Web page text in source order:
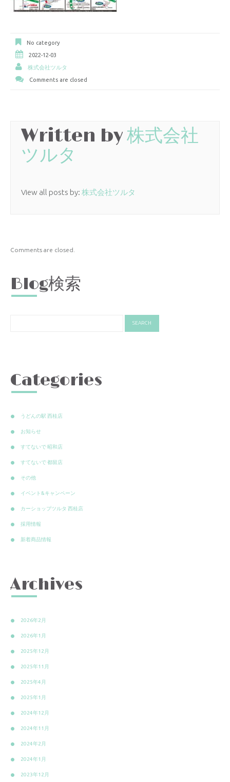
No category
2022-12-03
株式会社ツルタ
Comments are closed
Written by株式会社
ツルタ
View all posts by: 株式会社ツルタ
Comments are closed.
Blog検索
Categories
うどんの駅 西桂店
お知らせ
すてないで 昭和店
すてないで 都留店
その他
イベント&キャンペーン
カーショップツルタ 西桂店
採用情報
新着商品情報
Archives
2026年2月
2026年1月
2025年12月
2025年11月
2025年4月
2025年1月
2024年12月
2024年11月
2024年2月
2024年1月
2023年12月